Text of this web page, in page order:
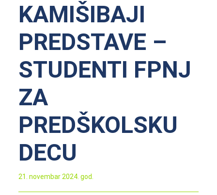
KAMIŠIBAJI
PREDSTAVE –
STUDENTI FPNJ
ZA
PREDŠKOLSKU
DECU
21. novembar 2024. god.